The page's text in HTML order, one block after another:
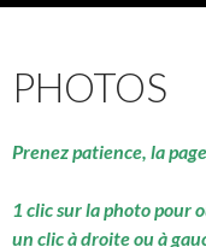
PHOTOS
Prenez patience, la
1 clic sur la photo pour
un clic à droite ou à